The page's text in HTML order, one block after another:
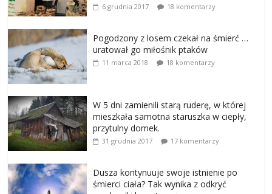
6 grudnia 2017 18 komentarzy
Pogodzony z losem czekał na śmierć …
uratował go miłośnik ptaków
11 marca 2018 18 komentarzy
W 5 dni zamienili starą ruderę, w której
mieszkała samotna staruszka w ciepły,
przytulny domek.
31 grudnia 2017 17 komentarzy
Dusza kontynuuje swoje istnienie po
śmierci ciała? Tak wynika z odkryć